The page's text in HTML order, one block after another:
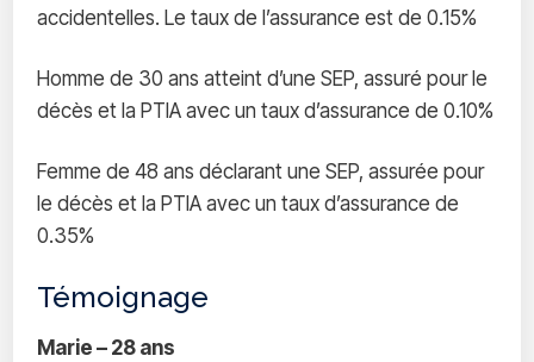
accidentelles. Le taux de l’assurance est de 0.15%
Homme de 30 ans atteint d’une SEP, assuré pour le
décès et la PTIA avec un taux d’assurance de 0.10%
Femme de 48 ans déclarant une SEP, assurée pour
le décès et la PTIA avec un taux d’assurance de
0.35%
Témoignage
Marie – 28 ans